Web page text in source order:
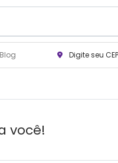
Blog Digite seu
você!